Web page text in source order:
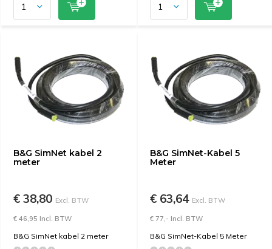
B&G SimNet kabel 2
meter
€ 38,80 Excl. BTW
€ 46,95 Incl. BTW
B&G SimNet kabel 2 meter
B&G SimNet-Kabel 5
Meter
€ 63,64 Excl. BTW
€ 77,- Incl. BTW
B&G SimNet-Kabel 5 Meter